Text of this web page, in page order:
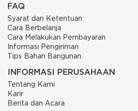
FAQ
Syarat dan Ketentuan
Cara Berbelanja
Cara Melakukan Pembayaran
Informasi Pengiriman
Tips Bahan Bangunan
INFORMASI PERUSAHAAN
Tentang Kami
Karir
Berita dan Acara